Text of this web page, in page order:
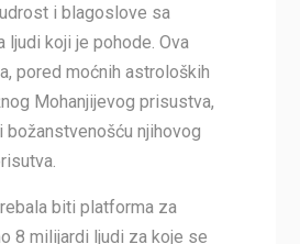
i blagoslove sa
ljudi koji je pohode. Ova
pored moćnih astroloških
Mohanjijevog prisustva,
njihovog
biti platforma za
8 milijardi ljudi za koje se